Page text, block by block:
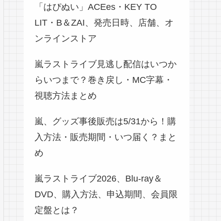
「はぴぬい」ACEes・KEY TO
LIT・B＆ZAI、発売日時、店舗、オ
ンラインストア
嵐ラストライブ見逃し配信はいつか
らいつまで？巻き戻し・MC字幕・
視聴方法まとめ
嵐、グッズ事後販売は5/31から！購
入方法・販売期間・いつ届く？まと
め
嵐ラストライブ2026、Blu-ray＆
DVD、購入方法、申込期間、会員限
定盤とは？